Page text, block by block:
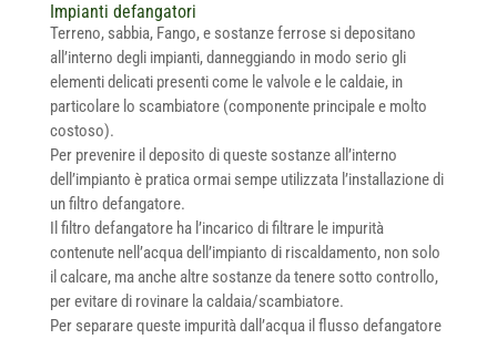
Impianti defangatori
Terreno, sabbia, Fango, e sostanze ferrose si depositano
all’interno degli impianti, danneggiando in modo serio gli
elementi delicati presenti come le valvole e le caldaie, in
particolare lo scambiatore (componente principale e molto
costoso).
Per prevenire il deposito di queste sostanze all’interno
dell’impianto è pratica ormai sempe utilizzata l’installazione di
un filtro defangatore.
Il filtro defangatore ha l’incarico di filtrare le impurità
contenute nell’acqua dell’impianto di riscaldamento, non solo
il calcare, ma anche altre sostanze da tenere sotto controllo,
per evitare di rovinare la caldaia/scambiatore.
Per separare queste impurità dall’acqua il flusso defangatore